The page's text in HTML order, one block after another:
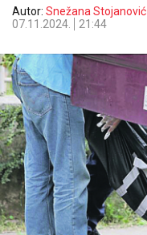
Autor: Snežana Stojanović
07.11.2024.
21:44